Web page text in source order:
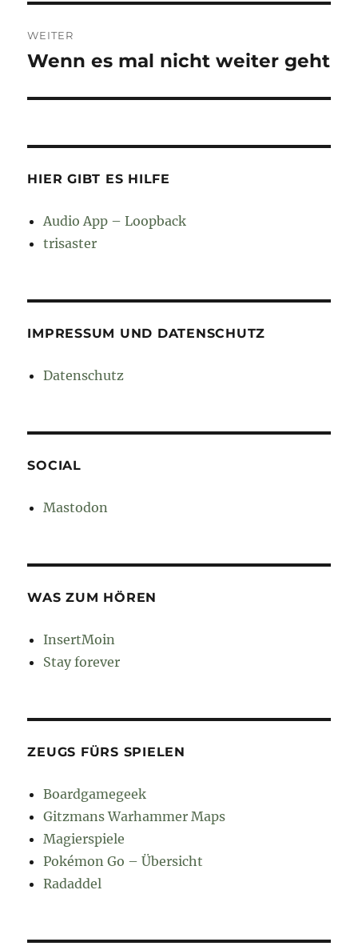
WEITER
Nächster
Wenn es mal nicht weiter geht
HIER GIBT ES HILFE
Audio App – Loopback
trisaster
IMPRESSUM UND DATENSCHUTZ
Datenschutz
SOCIAL
Mastodon
WAS ZUM HÖREN
InsertMoin
Stay forever
ZEUGS FÜRS SPIELEN
Boardgamegeek
Gitzmans Warhammer Maps
Magierspiele
Pokémon Go – Übersicht
Radaddel